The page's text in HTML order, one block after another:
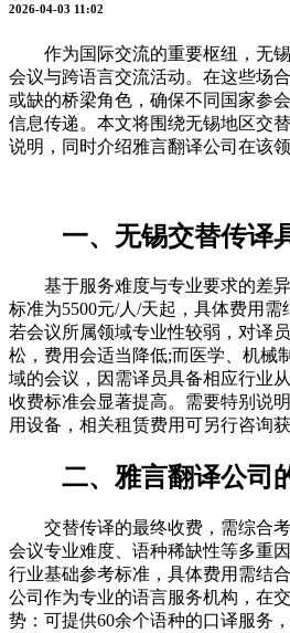
2026-04-03 11:02
作为国际交流的重要枢纽，无锡
会议与跨语言交流活动。在这些场合
或缺的桥梁角色，确保不同国家参
信息传递。本文将围绕无锡地区交
说明，同时介绍雅言翻译公司在该
一、无锡交替传译
基于服务难度与专业要求的差异
标准为5500元/人/天起，具体费用需
若会议所属领域专业性较弱，对译
松，费用会适当降低;而医学、机械
域的会议，因需译员具备相应行业
收费标准会显著提高。需要特别说
用设备，相关租赁费用可另行咨询获
二、雅言翻译公司
交替传译的最终收费，需综合考
会议专业难度、语种稀缺性等多重
行业基础参考标准，具体费用需结
公司作为专业的语言服务机构，在
势：可提供60余个语种的口译服务